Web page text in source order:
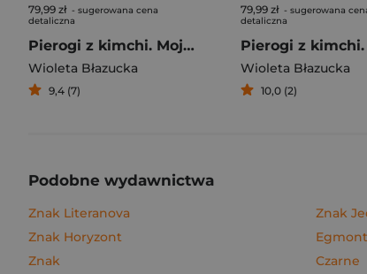
79,99 zł - sugerowana cena
detaliczna
Pierogi z kimchi. Moje ulubione azjatyckie przepisy
Wioleta Błazucka
9,4 (7)
79,99 zł - sugerowana
detaliczna
Wioleta Błazucka
10,0 (2)
Podobne wydawnictwa
Znak Literanova
Znak Horyzont
Znak
Znak
Egmont
Czarne